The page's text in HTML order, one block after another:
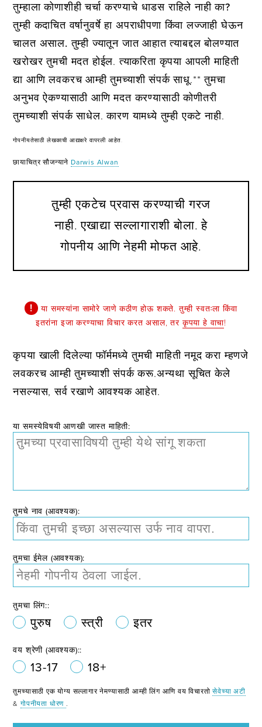
तुम्हाला कोणाशीही चर्चा करण्याचे धाडस राहिले नाही का?
तुम्ही कदाचित वर्षानुवर्षे हा अपराधीपणा किंवा लज्जाही घेऊन
चालत असाल. तुम्ही ज्यातून जात आहात त्याबद्दल बोलण्यात
खरोखर तुमची मदत होईल. त्याकरिता कृपया आपली माहिती
द्या आणि लवकरच आम्ही तुमच्याशी संपर्क साधू.** तुमचा
अनुभव ऐकण्यासाठी आणि मदत करण्यासाठी कोणीतरी
तुमच्याशी संपर्क साधेल. कारण यामध्ये तुम्ही एकटे नाही.
गोपनीयतेसाठी लेखकाची आद्याक्षरे वापरली आहेत.
छायाचित्र सौजन्याने Darwis Alwan
तुम्ही एकटेच प्रवास करण्याची गरज
नाही. एखाद्या सल्लागाराशी बोला. हे
गोपनीय आणि नेहमी मोफत आहे.
या समस्यांना सामोरे जाणे कठीण होऊ शकते. तुम्ही स्वतःला किंवा
इतरांना इजा करण्याचा विचार करत असाल, तर कृपया हे वाचा!
कृपया खाली दिलेल्या फॉर्ममध्ये तुमची माहिती नमूद करा म्हणजे
लवकरच आम्ही तुमच्याशी संपर्क करू.अन्यथा सूचित केले
नसल्यास, सर्व रखाणे आवश्यक आहेत.
या समस्येविषयी आणखी जास्त माहिती:
तुमचे नाव (आवश्यक):
तुमचा ईमेल (आवश्यक):
तुमचा लिंग::
पुरुष स्त्री इतर
वय श्रेणी (आवश्यक)::
13-17 18+
तुमच्यासाठी एक योग्य सल्लागार नेमण्यासाठी आम्ही लिंग आणि वय विचारतोसेवेच्या अटी
&गोपनीयता धोरण.